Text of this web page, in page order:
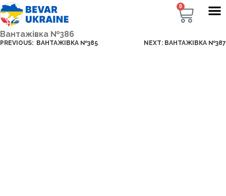
0
Вантажівка №386
PREVIOUS: ВАНТАЖІВКА №385 NEXT: ВАНТАЖІВКА №387